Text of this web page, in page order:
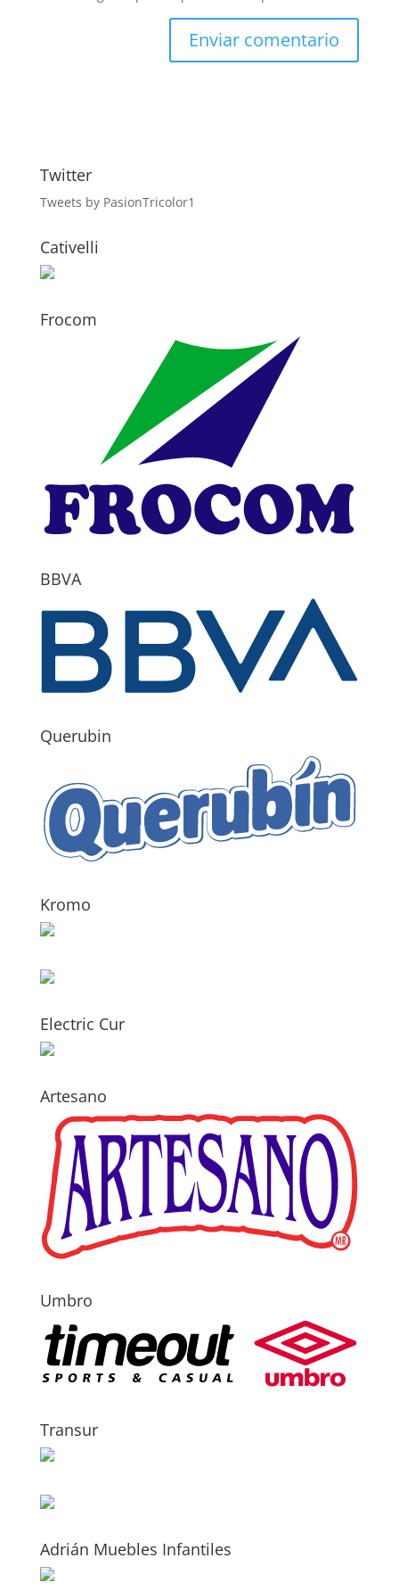
Twitter
Tweets by PasionTricolor1
Cativelli
Frocom
BBVA
Querubin
Kromo
Electric Cur
Artesano
Umbro
Transur
Adrián Muebles Infantiles